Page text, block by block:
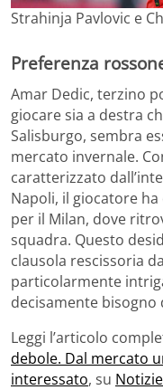
Strahinja Pavlovic e
Preferenza
Amar Dedic, terzino
giocare sia a destra
Salisburgo, sembra
mercato invernale.
caratterizzato
Napoli, il giocatore
per il Milan, dove
squadra. Questo
clausola rescissoria
particolarmente
decisamente bisogno
Leggi l’articolo
debole. Dal mercato
interessato, su